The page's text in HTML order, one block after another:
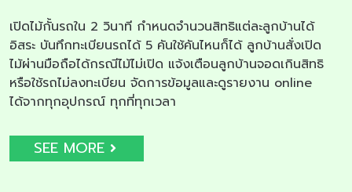
เปิดไม้กั้นรถใน 2 วินาที กำหนดจำนวนสิทธิแต่ละลูกบ้านได้
อิสระ บันทึกทะเบียนรถได้ 5 คันใช้คันไหนก็ได้ ลูกบ้านสั่งเปิด
ไม้ผ่านมือถือได้กรณีไม้ไม่เปิด แจ้งเตือนลูกบ้านจอดเกินสิทธิ
หรือใช้รถไม่ลงทะเบียน จัดการข้อมูลและดูรายงาน online
ได้จากทุกอุปกรณ์ ทุกที่ทุกเวลา
SEE MORE